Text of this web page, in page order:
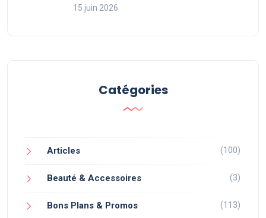
15 juin 2026
Catégories
Articles (100)
Beauté & Accessoires (3)
Bons Plans & Promos (113)